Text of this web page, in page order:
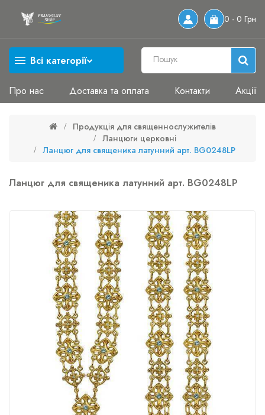
0 - 0 Грн
Всі категорії
Про нас Доставка та оплата Контакти Акції
Продукція для священнослужителів
Ланцюги церковні
Ланцюг для священика латунний арт. BG0248LP
Ланцюг для священика латунний арт. BG0248LP